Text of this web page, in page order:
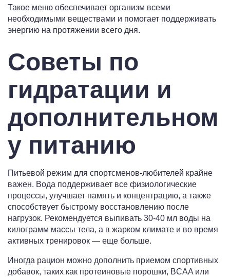
Такое меню обеспечивает организм всеми
необходимыми веществами и помогает поддерживать
энергию на протяжении всего дня.
Советы по
гидратации и
дополнительном
у питанию
Питьевой режим для спортсменов-любителей крайне
важен. Вода поддерживает все физиологические
процессы, улучшает память и концентрацию, а также
способствует быстрому восстановлению после
нагрузок. Рекомендуется выпивать 30-40 мл воды на
килограмм массы тела, а в жарком климате и во время
активных тренировок — еще больше.
Иногда рацион можно дополнить приемом спортивных
добавок, таких как протеиновые порошки, BCAA или